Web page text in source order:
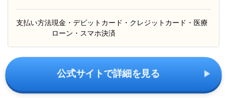
支払い方法現金・デビットカード・クレジットカード・医療
ローン・スマホ決済
公式サイトで詳細を見る